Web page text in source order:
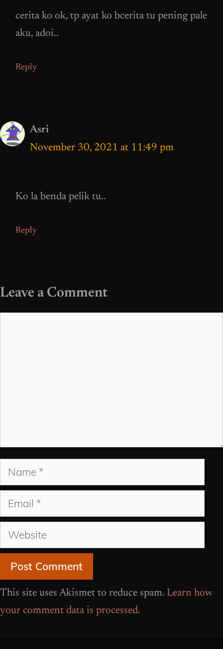
cerita ko ok, tp ayat ko bcerita tu pening pale
aku, adoi..
Reply
Asri
November 30, 2021 at 11:49 pm
Ko la benda pelik tu..
Reply
Leave a Comment
Name
Email
Website
This site uses Akismet to reduce spam. Learn how
your comment data is processed.